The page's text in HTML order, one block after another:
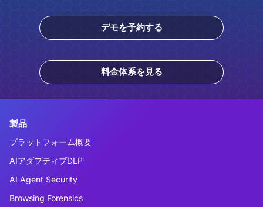
デモを予約する
料金体系を見る
製品
プラットフォーム概要
AIアダプティブDLP
AI Agent Security
Browsing Forensics